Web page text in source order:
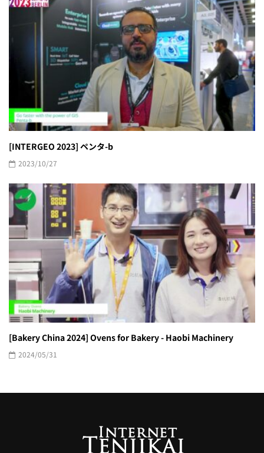
[INTERGEO 2023] ペンタ-b
2023/10/27
[Bakery China 2024] Ovens for Bakery - Haobi Machinery
2024/05/31